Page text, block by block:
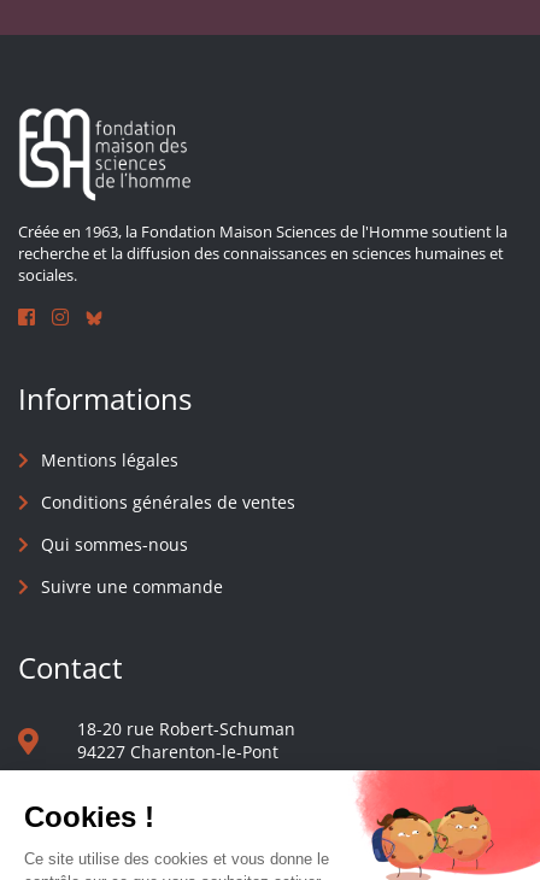
Créée en 1963, la Fondation Maison Sciences de l'Homme soutient la
recherche et la diffusion des connaissances en sciences humaines et
sociales.
Informations
Mentions légales
Conditions générales de ventes
Qui sommes-nous
Suivre une commande
Contact
18-20 rue Robert-Schuman
94227 Charenton-le-Pont